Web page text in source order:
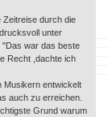
Zeitreise durch die
unter
"Das war das beste
Recht ,dachte ich
Musikern entwickelt
auch zu erreichen.
Grund warum